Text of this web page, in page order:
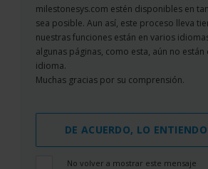
milestonesys.com estén disponibles en
sea posible. Aun así, este proceso lleva
nuestras funciones están en varios
algunas páginas, como esta, aún no
idioma.
Muchas gracias por su comprensión.
DE ACUERDO, LO ENTIENDO
No volver a mostrar este mensaje